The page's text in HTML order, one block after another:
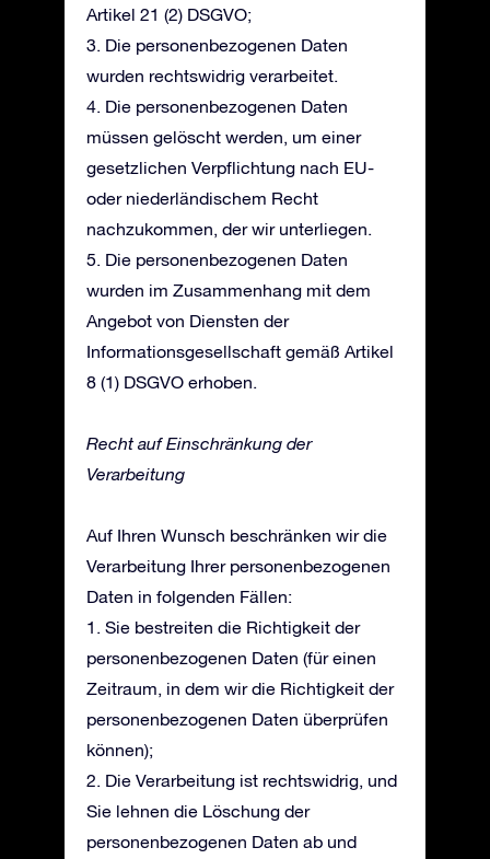
Artikel 21 (2) DSGVO;
3. Die personenbezogenen Daten
wurden rechtswidrig verarbeitet.
4. Die personenbezogenen Daten
müssen gelöscht werden, um einer
gesetzlichen Verpflichtung nach EU-
oder niederländischem Recht
nachzukommen, der wir unterliegen.
5. Die personenbezogenen Daten
wurden im Zusammenhang mit dem
Angebot von Diensten der
Informationsgesellschaft gemäß Artikel
8 (1) DSGVO erhoben.
Recht auf Einschränkung der
Verarbeitung
Auf Ihren Wunsch beschränken wir die
Verarbeitung Ihrer personenbezogenen
Daten in folgenden Fällen:
1. Sie bestreiten die Richtigkeit der
personenbezogenen Daten (für einen
Zeitraum, in dem wir die Richtigkeit der
personenbezogenen Daten überprüfen
können);
2. Die Verarbeitung ist rechtswidrig, und
Sie lehnen die Löschung der
personenbezogenen Daten ab und